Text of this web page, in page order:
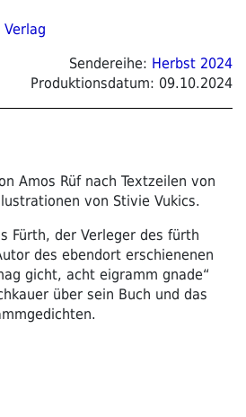
Verlag
Sendereihe: Herbst 2024
Produktionsdatum: 09.10.2024
Amos Rüf nach Textzeilen von
von Stivie Vukics.
Fürth, der Verleger des fürth
des ebendort erschienenen
gicht, acht eigramm gnade“
über sein Buch und das